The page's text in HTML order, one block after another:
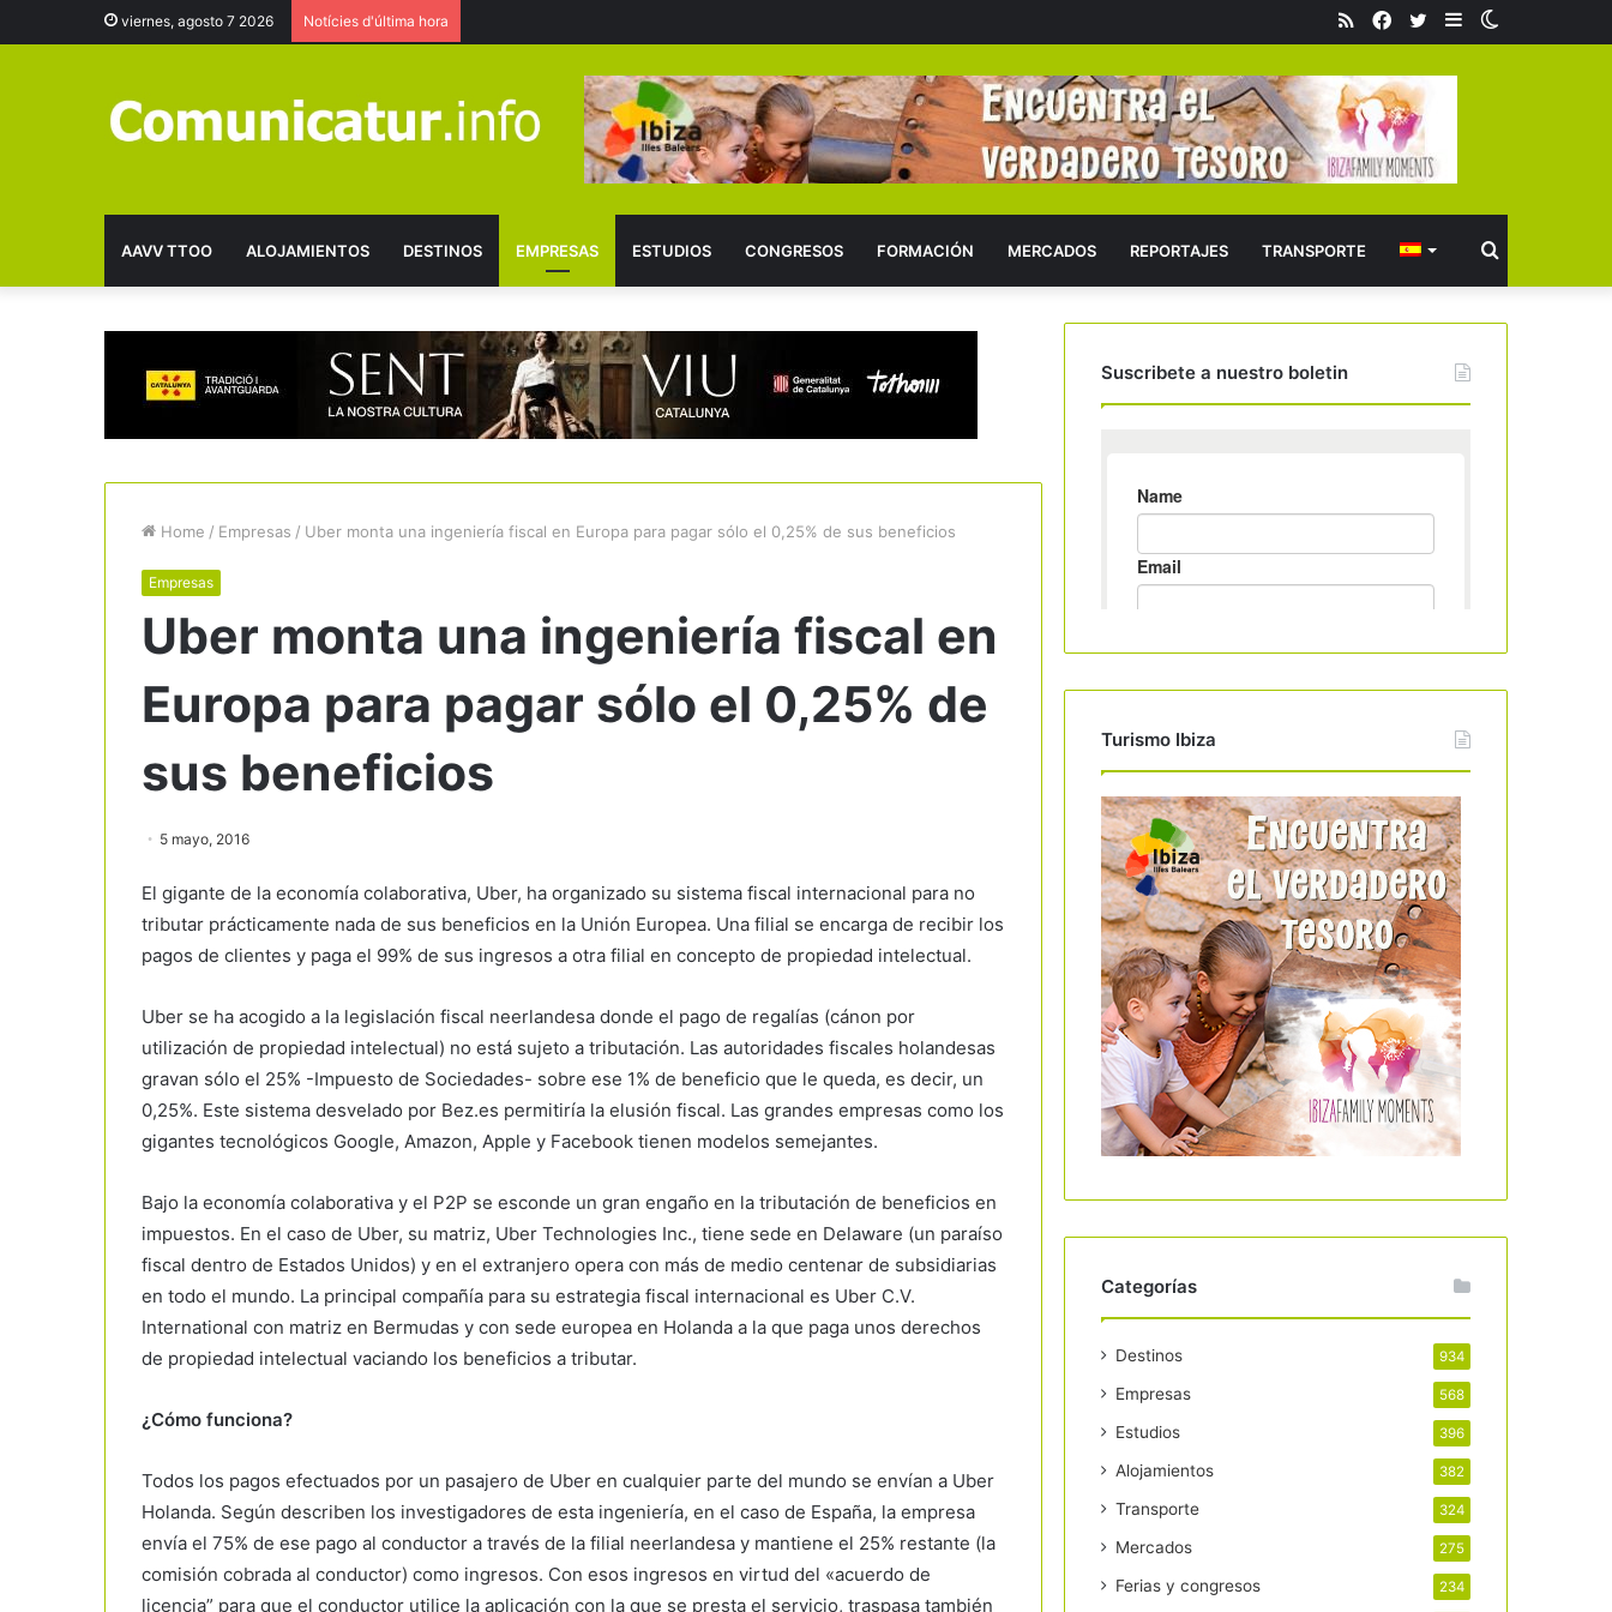
viernes, agosto 7 2026 Notícies d'última hora
Barra
Twitter
Facebook
RSS
AAVV TTOO ALOJAMIENTOS DESTINOS EMPRESAS ESTUDIOS CONGRESOS FORMACIÓN MERCADOS REPORTAJES TRANSPORTE Buscar
Home / Empresas / Uber monta una ingeniería fiscal en Europa para pagar sólo el 0,25% de sus beneficios
Empresas
Uber monta una ingeniería fiscal en
Europa para pagar sólo el 0,25% de
sus beneficios
5 mayo, 2016
El gigante de la economía colaborativa, Uber, ha organizado su sistema fiscal internacional para no
tributar prácticamente nada de sus beneficios en la Unión Europea. Una filial se encarga de recibir los
pagos de clientes y paga el 99% de sus ingresos a otra filial en concepto de propiedad intelectual.
Uber se ha acogido a la legislación fiscal neerlandesa donde el pago de regalías (cánon por
utilización de propiedad intelectual) no está sujeto a tributación. Las autoridades fiscales holandesas
gravan sólo el 25% -Impuesto de Sociedades- sobre ese 1% de beneficio que le queda, es decir, un
0,25%. Este sistema desvelado por Bez.es permitiría la elusión fiscal. Las grandes empresas como los
gigantes tecnológicos Google, Amazon, Apple y Facebook tienen modelos semejantes.
Bajo la economía colaborativa y el P2P se esconde un gran engaño en la tributación de beneficios en
impuestos. En el caso de Uber, su matriz, Uber Technologies Inc., tiene sede en Delaware (un paraíso
fiscal dentro de Estados Unidos) y en el extranjero opera con más de medio centenar de subsidiarias
en todo el mundo. La principal compañía para su estrategia fiscal internacional es Uber C.V.
International con matriz en Bermudas y con sede europea en Holanda a la que paga unos derechos
de propiedad intelectual vaciando los beneficios a tributar.
¿Cómo funciona?
Todos los pagos efectuados por un pasajero de Uber en cualquier parte del mundo se envían a Uber
Holanda. Según describen los investigadores de esta ingeniería, en el caso de España, la empresa
envía el 75% de ese pago al conductor a través de la filial neerlandesa y mantiene el 25% restante (la
comisión cobrada al conductor) como ingresos. Con esos ingresos en virtud del «acuerdo de
licencia” para que el conductor utilice la aplicación con la que se presta el servicio, traspasa también
Suscribete a nuestro boletin
Turismo Ibiza
Categorías
Destinos 934
Empresas 568
Estudios 396
Alojamientos 382
Transporte 324
Mercados 275
Ferias y congresos 234